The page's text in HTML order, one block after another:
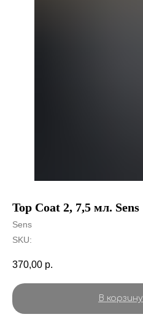
Top Coat 2, 7,5 мл. Sens
Sens
SKU:
370,00 р.
В корзину